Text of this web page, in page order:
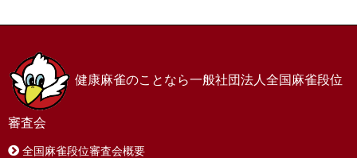
健康麻雀のことなら一般社団法人全国麻雀段位
審査会
全国麻雀段位審査会概要